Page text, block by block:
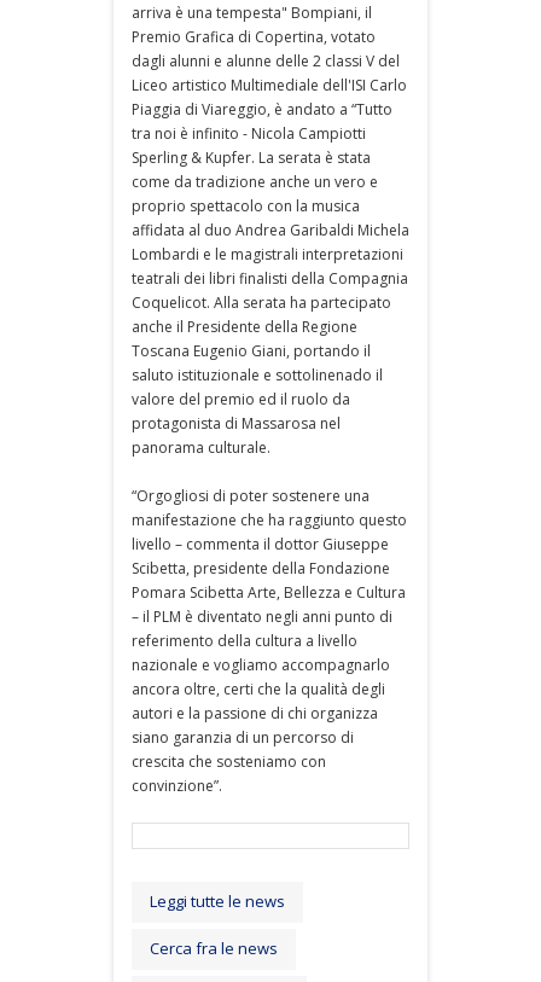
arriva è una tempesta" Bompiani, il
Premio Grafica di Copertina, votato
dagli alunni e alunne delle 2 classi V del
Liceo artistico Multimediale dell'ISI Carlo
Piaggia di Viareggio, è andato a “Tutto
tra noi è infinito - Nicola Campiotti
Sperling & Kupfer. La serata è stata
come da tradizione anche un vero e
proprio spettacolo con la musica
affidata al duo Andrea Garibaldi Michela
Lombardi e le magistrali interpretazioni
teatrali dei libri finalisti della Compagnia
Coquelicot. Alla serata ha partecipato
anche il Presidente della Regione
Toscana Eugenio Giani, portando il
saluto istituzionale e sottolinenado il
valore del premio ed il ruolo da
protagonista di Massarosa nel
panorama culturale.
“Orgogliosi di poter sostenere una
manifestazione che ha raggiunto questo
livello – commenta il dottor Giuseppe
Scibetta, presidente della Fondazione
Pomara Scibetta Arte, Bellezza e Cultura
– il PLM è diventato negli anni punto di
referimento della cultura a livello
nazionale e vogliamo accompagnarlo
ancora oltre, certi che la qualità degli
autori e la passione di chi organizza
siano garanzia di un percorso di
crescita che sosteniamo con
convinzione”.
Leggi tutte le news
Cerca fra le news